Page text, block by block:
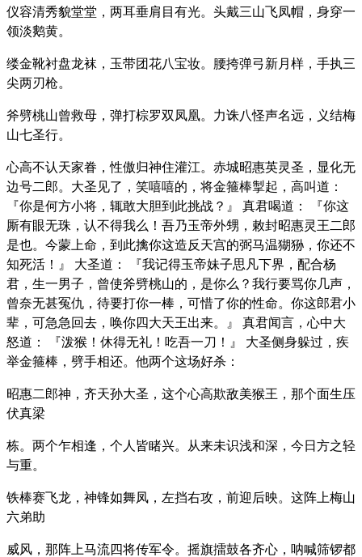
仪容清秀貌堂堂，两耳垂肩目有光。头戴三山飞凤帽，身穿一
领淡鹅黄。
缕金靴衬盘龙袜，玉带团花八宝妆。腰挎弹弓新月样，手执三
尖两刃枪。
斧劈桃山曾救母，弹打棕罗双凤凰。力诛八怪声名远，义结梅
山七圣行。
心高不认天家眷，性傲归神住灌江。赤城昭惠英灵圣，显化无
边号二郎。大圣见了，笑嘻嘻的，将金箍棒掣起，高叫道：
『你是何方小将，辄敢大胆到此挑战？』 真君喝道： 『你这
厮有眼无珠，认不得我么！吾乃玉帝外甥，敕封昭惠灵王二郎
是也。今蒙上命，到此擒你这造反天宫的弼马温猢狲，你还不
知死活！』 大圣道： 『我记得玉帝妹子思凡下界，配合杨
君，生一男子，曾使斧劈桃山的，是你么？我行要骂你几声，
曾奈无甚冤仇，待要打你一棒，可惜了你的性命。你这郎君小
辈，可急急回去，唤你四大天王出来。』 真君闻言，心中大
怒道： 『泼猴！休得无礼！吃吾一刀！』 大圣侧身躲过，疾
举金箍棒，劈手相还。他两个这场好杀：
昭惠二郎神，齐天孙大圣，这个心高欺敌美猴王，那个面生压
伏真梁
栋。两个乍相逢，个人皆睹兴。从来未识浅和深，今日方之轻
与重。
铁棒赛飞龙，神锋如舞凤，左挡右攻，前迎后映。这阵上梅山
六弟助
威风，那阵上马流四将传军令。摇旗擂鼓各齐心，呐喊筛锣都